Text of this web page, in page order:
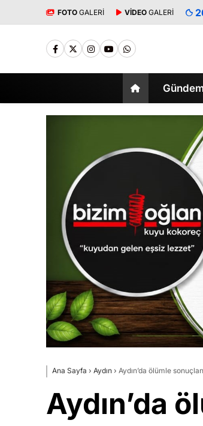
FOTO GALERİ VİDEO GALERİ
Ana Sayfa › Aydın › Aydın’da ölümle
Aydın’da